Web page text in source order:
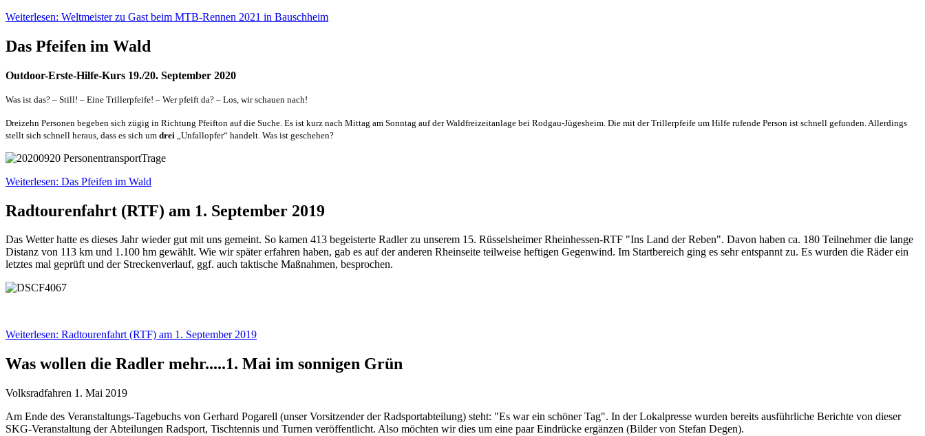
Weiterlesen: Weltmeister zu Gast beim MTB-Rennen 2021 in Bauschheim
Das Pfeifen im Wald
Outdoor-Erste-Hilfe-Kurs 19./20. September 2020
Was ist das? – Still! – Eine Trillerpfeife! – Wer pfeift da? – Los, wir schauen nach!
Dreizehn Personen begeben sich zügig in Richtung Pfeifton auf die Suche. Es ist kurz nach Mittag am Sonntag auf der Waldfreizeitanlage bei Rodgau-Jügesheim. Die mit der Trillerpfeife um Hilfe rufende Person ist schnell gefunden. Allerdings
stellt sich schnell heraus, dass es sich um drei „Unfallopfer“ handelt. Was ist geschehen?
Weiterlesen: Das Pfeifen im Wald
Radtourenfahrt (RTF) am 1. September 2019
Das Wetter hatte es dieses Jahr wieder gut mit uns gemeint. So kamen 413 begeisterte Radler zu unserem 15. Rüsselsheimer Rheinhessen-RTF "Ins Land der Reben". Davon haben ca. 180 Teilnehmer die lange
Distanz von 113 km und 1.100 hm gewählt. Wie wir später erfahren haben, gab es auf der anderen Rheinseite teilweise heftigen Gegenwind. Im Startbereich ging es sehr entspannt zu. Es wurden die Räder ein
letztes mal geprüft und der Streckenverlauf, ggf. auch taktische Maßnahmen, besprochen.
Weiterlesen: Radtourenfahrt (RTF) am 1. September 2019
Was wollen die Radler mehr.....1. Mai im sonnigen Grün
Volksradfahren 1. Mai 2019
Am Ende des Veranstaltungs-Tagebuchs von Gerhard Pogarell (unser Vorsitzender der Radsportabteilung) steht: "Es war ein schöner Tag". In der Lokalpresse wurden bereits ausführliche Berichte von dieser
SKG-Veranstaltung der Abteilungen Radsport, Tischtennis und Turnen veröffentlicht. Also möchten wir dies um eine paar Eindrücke ergänzen (Bilder von Stefan Degen).